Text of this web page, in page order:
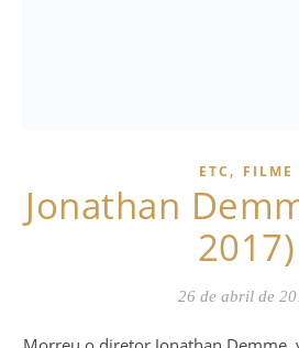
ETC , FILME
Jonathan
2017)
26 de abril de